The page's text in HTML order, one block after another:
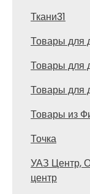
Ткани31
Товары для
Товары для
Товары для
Товары из
Точка
УАЗ Центр,
центр